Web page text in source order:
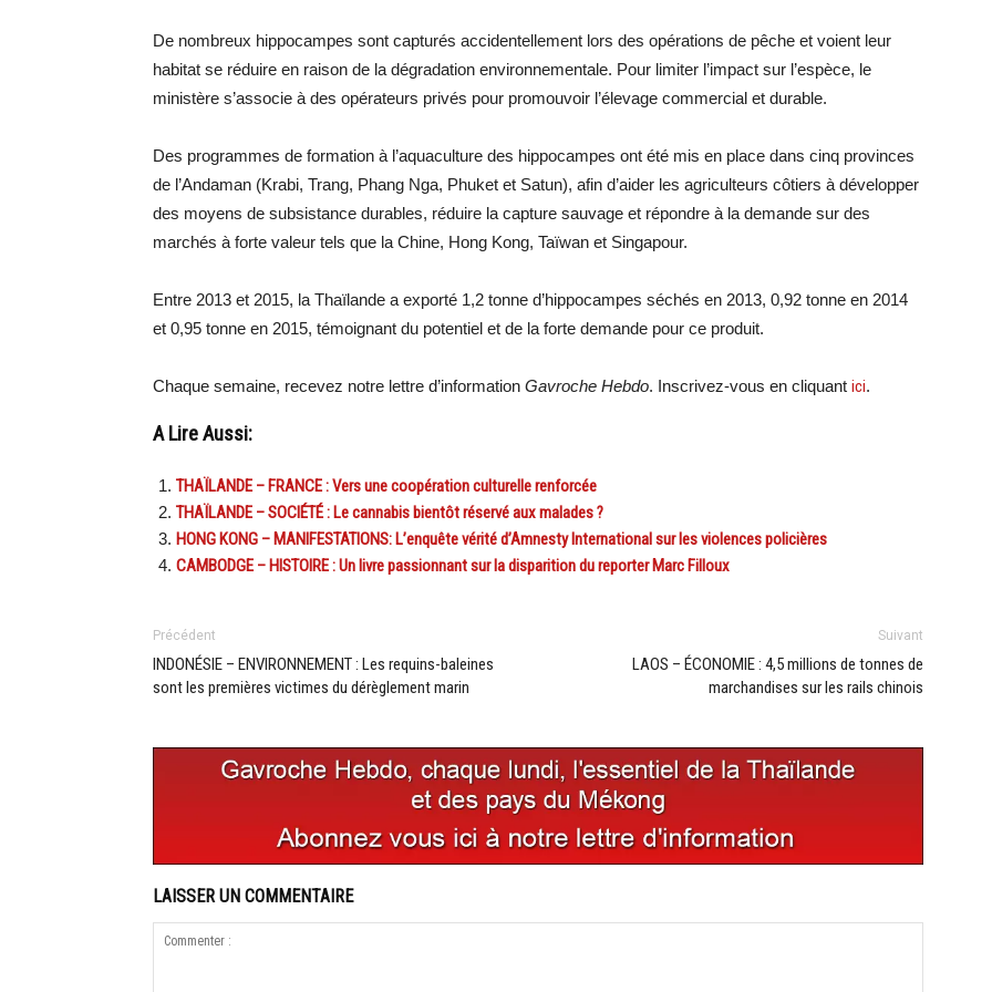
De nombreux hippocampes sont capturés accidentellement lors des opérations de pêche et voient leur
habitat se réduire en raison de la dégradation environnementale. Pour limiter l’impact sur l’espèce, le
ministère s’associe à des opérateurs privés pour promouvoir l’élevage commercial et durable.
Des programmes de formation à l’aquaculture des hippocampes ont été mis en place dans cinq provinces
de l’Andaman (Krabi, Trang, Phang Nga, Phuket et Satun), afin d’aider les agriculteurs côtiers à développer
des moyens de subsistance durables, réduire la capture sauvage et répondre à la demande sur des
marchés à forte valeur tels que la Chine, Hong Kong, Taïwan et Singapour.
Entre 2013 et 2015, la Thaïlande a exporté 1,2 tonne d’hippocampes séchés en 2013, 0,92 tonne en 2014
et 0,95 tonne en 2015, témoignant du potentiel et de la forte demande pour ce produit.
Chaque semaine, recevez notre lettre d’information Gavroche Hebdo. Inscrivez-vous en cliquant ici.
A Lire Aussi:
THAÏLANDE – FRANCE : Vers une coopération culturelle renforcée
THAÏLANDE – SOCIÉTÉ : Le cannabis bientôt réservé aux malades ?
HONG KONG – MANIFESTATIONS: L’enquête vérité d’Amnesty International sur les violences policières
CAMBODGE – HISTOIRE : Un livre passionnant sur la disparition du reporter Marc Filloux
Précédent
INDONÉSIE – ENVIRONNEMENT : Les requins-baleines
sont les premières victimes du dérèglement marin
Suivant
LAOS – ÉCONOMIE : 4,5 millions de tonnes de
marchandises sur les rails chinois
LAISSER UN COMMENTAIRE